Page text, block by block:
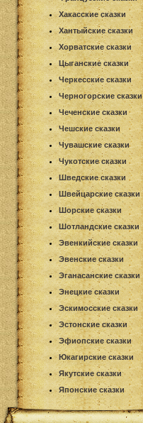
Хакасские сказки
Хантыйские сказки
Хорватские сказки
Цыганские сказки
Черкесские сказки
Черногорские сказки
Чеченские сказки
Чешские сказки
Чувашские сказки
Чукотские сказки
Шведские сказки
Швейцарские сказки
Шорские сказки
Шотландские сказки
Эвенкийские сказки
Эвенские сказки
Эганасанские сказки
Энецкие сказки
Эскимосские сказки
Эстонские сказки
Эфиопские сказки
Юкагирские сказки
Якутские сказки
Японские сказки